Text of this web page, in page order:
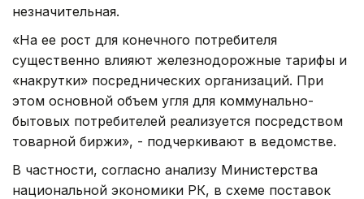
незначительная.
«На ее рост для конечного потребителя
существенно влияют железнодорожные тарифы и
«накрутки» посреднических организаций. При
этом основной объем угля для коммунально-
бытовых потребителей реализуется посредством
товарной биржи», - подчеркивают в ведомстве.
В частности, согласно анализу Министерства
национальной экономики РК, в схеме поставок